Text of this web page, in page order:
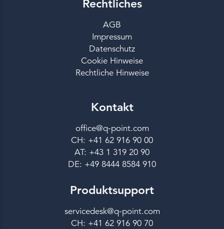
Rechtliches
AGB
Impressum
Datenschutz
Cookie Hinweise
Rechtliche Hinweise
Kontakt
office@q-point.com
CH: +41 62 916 90 00
AT: +43 1 319 20 90
DE: +49 8444 8584 910
Produktsupport
servicedesk@q-point.com
CH: +41 62 916 90 70